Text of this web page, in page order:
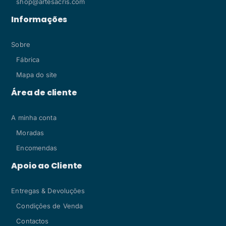
Informações
Sobre
Fábrica
Mapa do site
Área de cliente
A minha conta
Moradas
Encomendas
Apoio ao Cliente
Entregas & Devoluções
Condições de Venda
Contactos